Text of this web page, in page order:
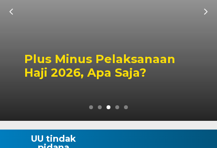
Singbebas Terbuka untuk
2029
UU tindak